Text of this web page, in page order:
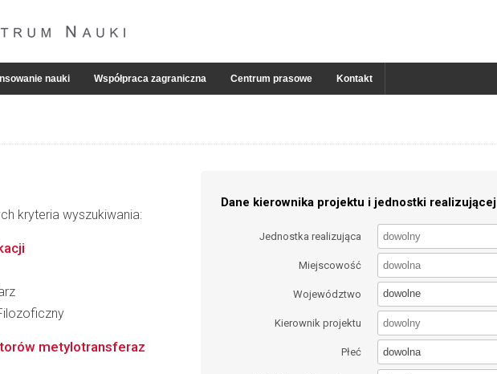
nauki Współpraca zagraniczna Centrum prasowe Kontakt
kryteria wyszukiwania:
Dane kierownika projektu i jednostki realizującej
Jednostka realizująca
Miejscowość
Województwo dowolne
Kierownik projektu
Płeć dowolna
metylotransferaz